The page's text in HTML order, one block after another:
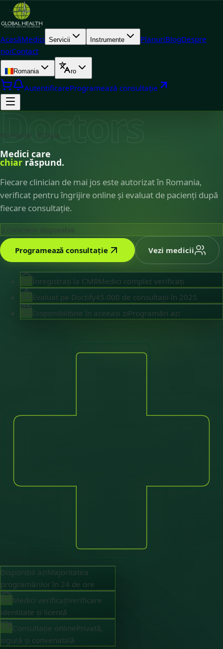
AcasăMedici Servicii Instrumente PlanuriBlogDespre
noiContact
Romania ro
AutentificareProgramează consultație
Doctors
Romania · Echipa
Medici care
chiar răspund.
Fiecare clinician de mai jos este autorizat în Romania,
verificat pentru îngrijire online și evaluat de pacienți după
fiecare consultație.
clinicieni disponibili
Programează consultație Vezi medicii
Înregistrați la CMRMedici complet verificați
Evaluat pe Doctify45.000 de consultații în 2025
Disponibilitate în aceeași zi Programări azi
Disponibil azi Majoritatea
programărilor în 24 de ore
Medici verificați Verificare
identitate și licență
Consultație onlinePrivată,
sigură și convenabilă